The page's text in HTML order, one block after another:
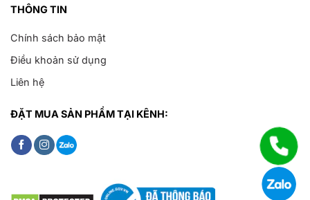
THÔNG TIN
Chính sách bảo mật
Điều khoản sử dụng
Liên hệ
ĐẶT MUA SẢN PHẨM TẠI KÊNH: